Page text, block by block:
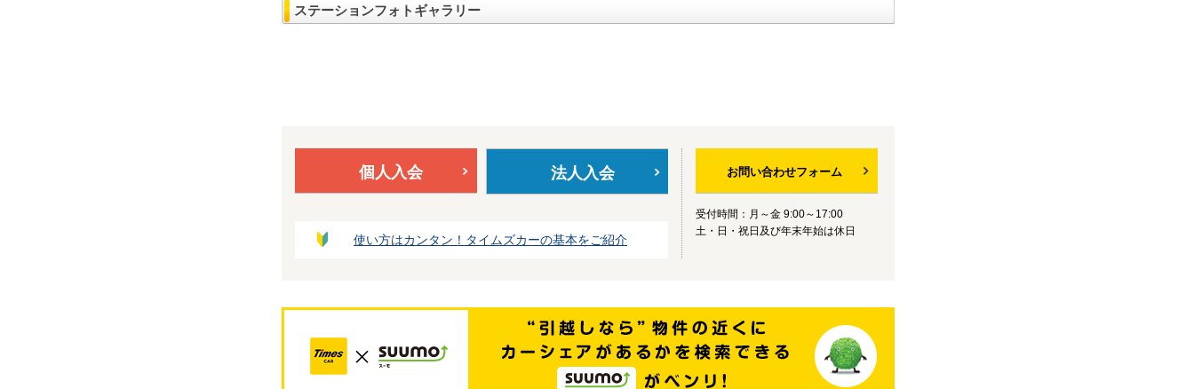
ステーションフォトギャラリー
個人入会 法人入会
使い方はカンタン！タイムズカーの基本をご紹介
お問い合わせフォーム
受付時間：月～金 9:00～17:00
土・日・祝日及び年末年始は休日